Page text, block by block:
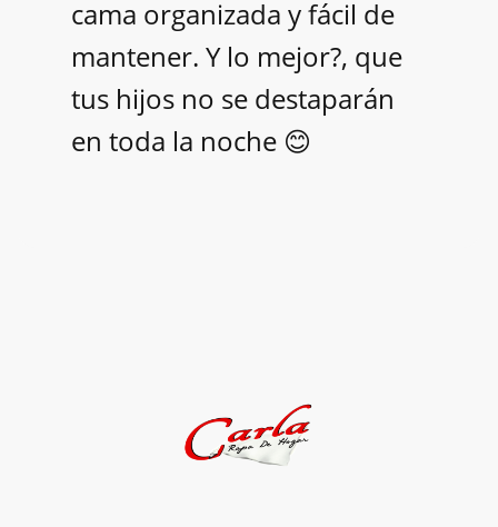
cama organizada y fácil de
mantener. Y lo mejor?, que
tus hijos no se destaparán
en toda la noche 😊